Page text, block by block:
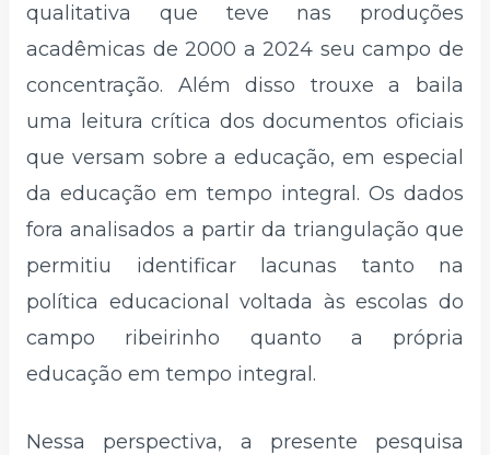
qualitativa que teve nas produções
acadêmicas de 2000 a 2024 seu campo de
concentração. Além disso trouxe a baila
uma leitura crítica dos documentos oficiais
que versam sobre a educação, em especial
da educação em tempo integral. Os dados
fora analisados a partir da triangulação que
permitiu identificar lacunas tanto na
política educacional voltada às escolas do
campo ribeirinho quanto a própria
educação em tempo integral.
Nessa perspectiva, a presente pesquisa